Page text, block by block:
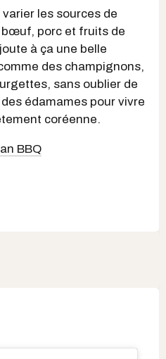
les sources de
porc et fruits de
à ça une belle
des champignons,
sans oublier de
édamames pour vivre
coréenne.
BBQ